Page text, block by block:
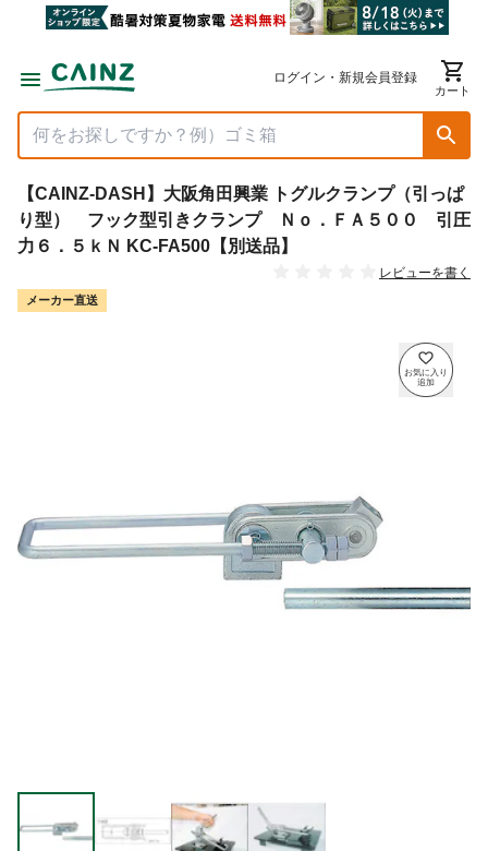
ログイン・新規会員登録
カート
【CAINZ-DASH】大阪角田興業 トグルクランプ（引っぱ
り型） フック型引きクランプ Ｎｏ．ＦＡ５００ 引圧
力６．５ｋＮ KC-FA500【別送品】
レビューを書く
メーカー直送